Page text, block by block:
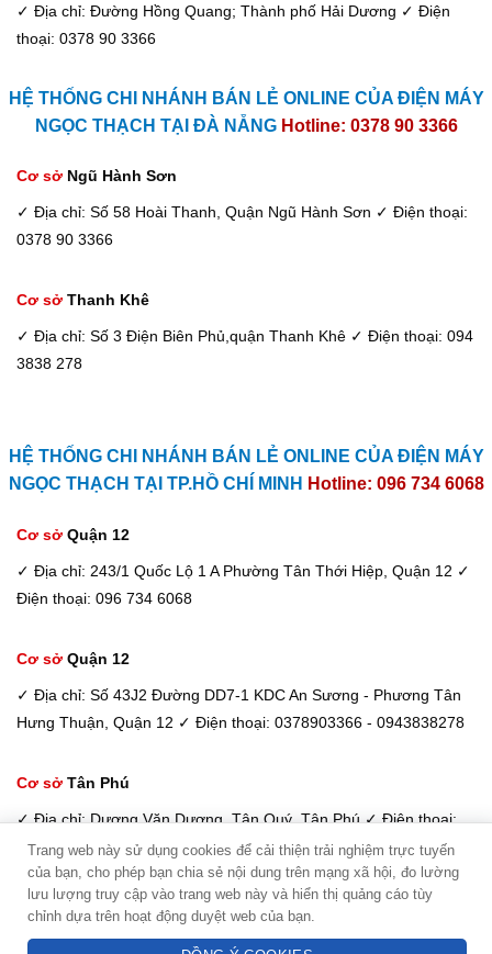
✓ Địa chỉ: Đường Hồng Quang; Thành phố Hải Dương ✓ Điện
thoại: 0378 90 3366
HỆ THỐNG CHI NHÁNH BÁN LẺ ONLINE CỦA ĐIỆN MÁY
NGỌC THẠCH TẠI ĐÀ NẴNG Hotline: 0378 90 3366
Cơ sở Ngũ Hành Sơn
✓ Địa chỉ: Số 58 Hoài Thanh, Quận Ngũ Hành Sơn ✓ Điện thoại:
0378 90 3366
Cơ sở Thanh Khê
✓ Địa chỉ: Số 3 Điện Biên Phủ,quận Thanh Khê ✓ Điện thoại: 094
3838 278
HỆ THỐNG CHI NHÁNH BÁN LẺ ONLINE CỦA ĐIỆN MÁY
NGỌC THẠCH TẠI TP.HỒ CHÍ MINH Hotline: 096 734 6068
Cơ sở Quận 12
✓ Địa chỉ: 243/1 Quốc Lộ 1 A Phường Tân Thới Hiệp, Quận 12 ✓
Điện thoại: 096 734 6068
Cơ sở Quận 12
✓ Địa chỉ: Số 43J2 Đường DD7-1 KDC An Sương - Phương Tân
Hưng Thuận, Quận 12 ✓ Điện thoại: 0378903366 - 0943838278
Cơ sở Tân Phú
✓ Địa chỉ: Dương Văn Dương, Tân Quý, Tân Phú✓ Điện thoại:
098 933 6068 / 033 885 6600
Điện máy Ngọc Thạch -Copyright © 2026
Hệ thống phân phối uỷ quyền Máy lọc nước toàn quốc
Trang web này sử dụng cookies để cải thiện trải nghiệm trực tuyến
của bạn, cho phép bạn chia sẻ nội dung trên mạng xã hội, đo lường
lưu lượng truy cập vào trang web này và hiển thị quảng cáo tùy
chỉnh dựa trên hoạt động duyệt web của bạn.
Kim Dung - Tư vấn viên
Hotline: 094 3838 278